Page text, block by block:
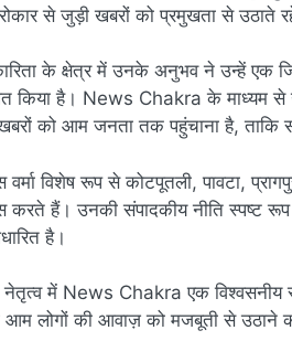
से जुड़ी खबरों को प्रमुखता से उठाते
के क्षेत्र में उनके अनुभव ने उन्हें एक
किया है। News Chakra के माध्यम से
को आम जनता तक पहुंचाना है, ताकि
वर्मा विशेष रूप से कोटपूतली, पावटा,
हैं। उनकी संपादकीय नीति स्पष्ट रूप
है।
में News Chakra एक विश्वसनीय
आम लोगों की आवाज़ को मजबूती से उठाने